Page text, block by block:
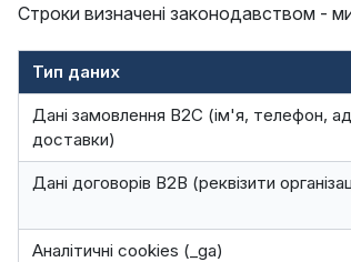
Строки визначені законодавством -
Тип даних
Дані замовлення B2C (ім'я, телефон,
доставки)
Дані договорів B2B (реквізити
Аналітичні cookies (_ga)